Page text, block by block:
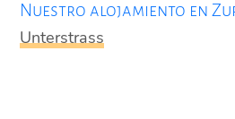
Nuestro alojamiento en
Unterstrass